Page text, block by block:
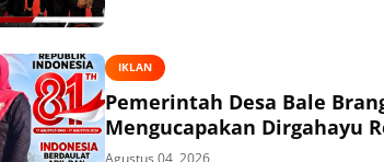
IKLAN
Pemerintah Desa Bale
Mengucapakan Dirgahayu
Agustus 04, 2026